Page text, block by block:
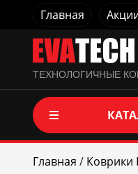
Главная
ТЕХНОЛОГИЧНЫЕ
Главная / Коврики